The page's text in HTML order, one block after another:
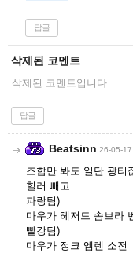
답글
삭제된 코멘트
삭제된 코멘트입니다.
답글
Beatsinn 26-05-
조합만 봐도 일단 광티
힐러 빼고
파랑팀)
마우가 헤저드 솜브라
빨강팀)
마우가 정크 엠렌 소전